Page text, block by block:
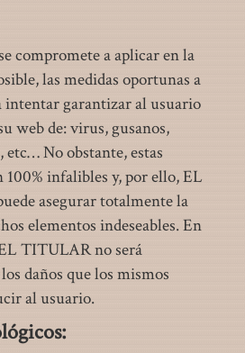
compromete a aplicar en la
las medidas oportunas a
intentar garantizar al usuario
web de: virus, gusanos,
etc… No obstante, estas
100% infalibles y, por ello, EL
asegurar totalmente la
elementos indeseables. En
TITULAR no será
daños que los mismos
al usuario.